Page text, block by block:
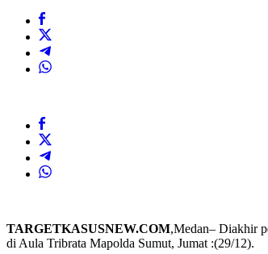
TARGETKASUSNEW.COM,Medan– Diakhir
di Aula Tribrata Mapolda Sumut, Jumat :(29/12).